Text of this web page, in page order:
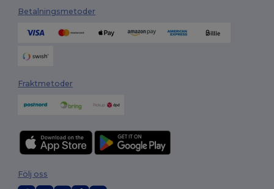
Betalningsmetoder
Fraktmetoder
Följ oss